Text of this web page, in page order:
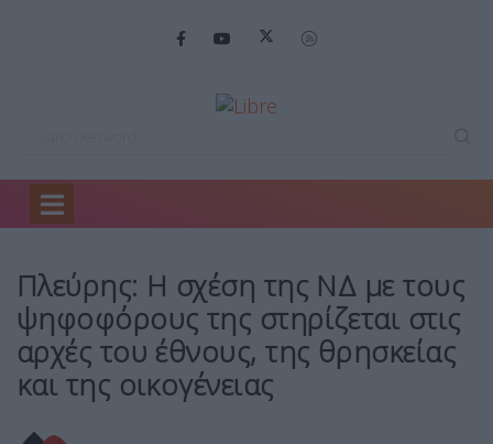
Home
Πλεύρης: Η σχέση της ΝΔ με τους
ψηφοφόρους της στηρίζεται στις
αρχές του έθνους, της θρησκείας
και της οικογένειας